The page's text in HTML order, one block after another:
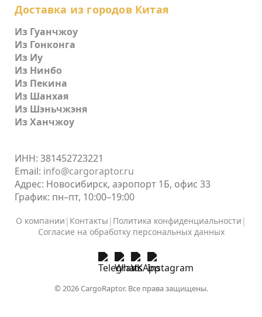
Доставка из городов Китая
Из Гуанчжоу
Из Гонконга
Из Иу
Из Нинбо
Из Пекина
Из Шанхая
Из Шэньчжэня
Из Ханчжоу
ИНН: 381452723221
Email: info@cargoraptor.ru
Адрес: Новосибирск, аэропорт 1Б, офис 33
График: пн–пт, 10:00–19:00
О компании | Контакты | Политика конфиденциальности |
Согласие на обработку персональных данных
© 2026 CargoRaptor. Все права защищены.